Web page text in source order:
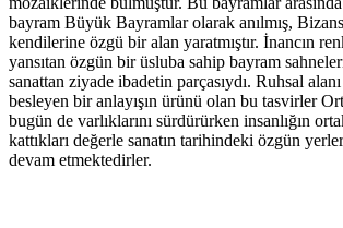
bayram Büyük Bayramlar olarak anılmış, Bizans
kendilerine özgü bir alan yaratmıştır. İnancın
yansıtan özgün bir üsluba sahip bayram
sanattan ziyade ibadetin parçasıydı. Ruhsal
besleyen bir anlayışın ürünü olan bu tasvirler
bugün de varlıklarını sürdürürken insanlığın
kattıkları değerle sanatın tarihindeki özgün
devam etmektedirler.